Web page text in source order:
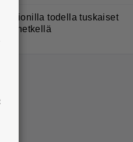
Marionilla todella tuskaiset
hetkellä